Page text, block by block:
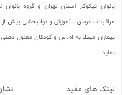
بانوان نیکوکار استان تهران و گروه
بیماران مبتلا به ام.اس و کودکان معلول
نماید.
لینک های مفید